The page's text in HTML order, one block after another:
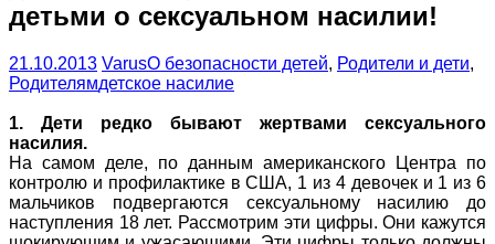
детьми о сексуальном насилии!
21.10.2013 VarusО безопасности детей, Родители и дети,
Родителямдетское насилие
1. Дети редко бывают жертвами сексуального
насилия.
На самом деле, по данным американского Центра по
контролю и профилактике в США, 1 из 4 девочек и 1 из 6
мальчиков подвергаются сексуальному насилию до
наступления 18 лет. Рассмотрим эти цифры. Они кажутся